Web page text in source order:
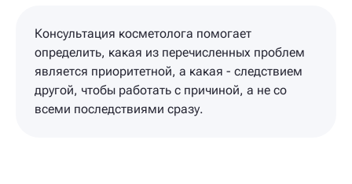
Консультация косметолога помогает
определить, какая из перечисленных проблем
является приоритетной, а какая - следствием
другой, чтобы работать с причиной, а не со
всеми последствиями сразу.